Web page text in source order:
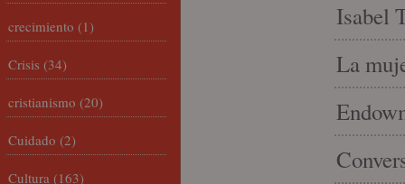
Isabel
La
crecimiento (1)
Crisis (34)
cristianismo (20)
Cuidado (2)
Cultura (163)